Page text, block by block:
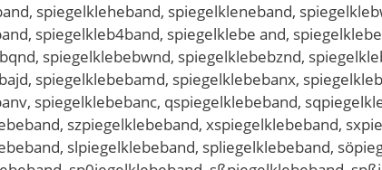
spiegelkleheband, spiegelkleneband,
spiegelkleb4band, spiegelklebe and,
spiegelklebebwnd, spiegelklebebznd,
spiegelklebebamd, spiegelklebebanx,
spiegelklebebanc, qspiegelklebeband,
szpiegelklebeband, xspiegelklebeband,
slpiegelklebeband, spliegelklebeband,